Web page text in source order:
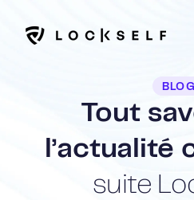
BLOG
Tout
l’actualité
suite